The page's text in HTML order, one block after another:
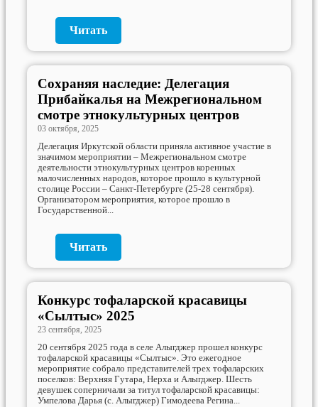
Читать
Сохраняя наследие: Делегация
Прибайкалья на Межрегиональном
смотре этнокультурных центров
03 октября, 2025
Делегация Иркутской области приняла активное участие в
значимом мероприятии – Межрегиональном смотре
деятельности этнокультурных центров коренных
малочисленных народов, которое прошло в культурной
столице России – Санкт-Петербурге (25-28 сентября).
Организатором мероприятия, которое прошло в
Государственной...
Читать
Конкурс тофаларской красавицы
«Сылтыс» 2025
23 сентября, 2025
20 сентября 2025 года в селе Алыгджер прошел конкурс
тофаларской красавицы «Сылтыс». Это ежегодное
мероприятие собрало представителей трех тофаларских
поселков: Верхняя Гутара, Нерха и Алыгджер. Шесть
девушек соперничали за титул тофаларской красавицы:
Умпелова Дарья (с. Алыгджер) Гимодеева Регина...